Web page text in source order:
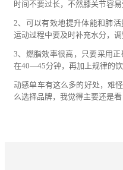
时间不要过长，不然膝关节容易
2、可以有效地提升体能和肺
运动过程中要及时补充水分，调
3、燃脂效率很高，只要采用
在40—45分钟，再加上规律的饮
动感单车有这么多的好处，难
么选择品牌，我觉得主要还是